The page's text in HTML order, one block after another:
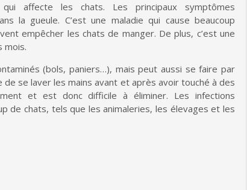
qui affecte les chats. Les principaux symptômes
la gueule. C’est une maladie qui cause beaucoup
empêcher les chats de manger. De plus, c’est une
mois.
(bols, paniers…), mais peut aussi se faire par
de se laver les mains avant et après avoirtouché àdes
et est donc difficile à éliminer. Les infections
de chats, tels que lesanimaleries, les élevages et les